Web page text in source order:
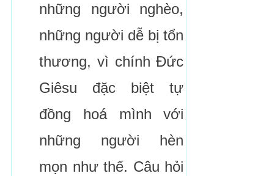
những người nghèo,
những người dễ bị tổn
thương, vì chính Đức
Giêsu đặc biệt tự
đồng hoá mình với
những người hèn
mọn như thế. Câu hỏi